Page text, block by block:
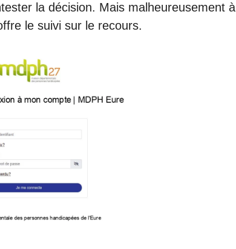
la décision. Mais malheureusement à
le suivi sur le recours.